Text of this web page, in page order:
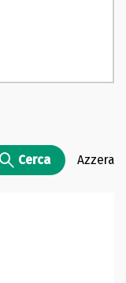
Cerca Azzera